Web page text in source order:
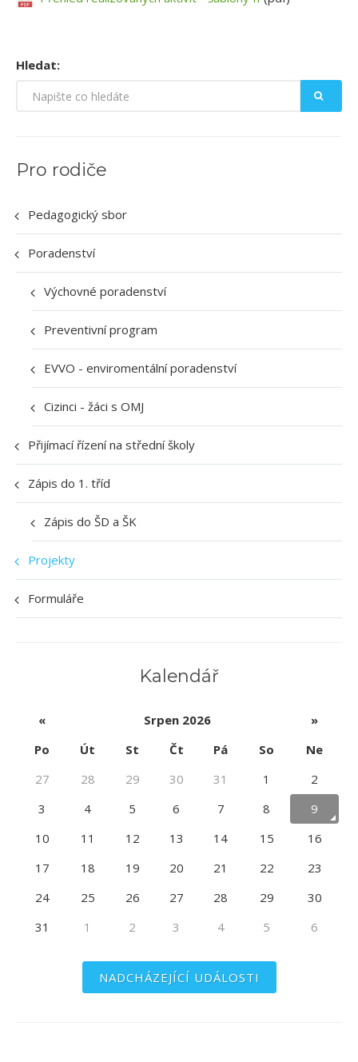
Hledat:
Pro rodiče
Pedagogický sbor
Poradenství
Výchovné poradenství
Preventivní program
EVVO - enviromentální poradenství
Cizinci - žáci s OMJ
Přijímací řízení na střední školy
Zápis do 1. tříd
Zápis do ŠD a ŠK
Projekty
Formuláře
Kalendář
« Srpen 2026
»
Po
Út St Čt Pá So
Ne
27
28 29 30 31 1
2
3
4 5 6 7 8
9
10
11 12 13 14 15
16
17
18 19 20 21 22
23
24
25 26 27 28 29
30
31
1 2 3 4 5 6
NADCHÁZEJÍCÍ UDÁLOSTI